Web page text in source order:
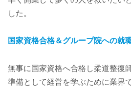
した。
国家資格合格＆グループ院への就
無事に国家資格へ合格し柔道整復
準備として経営を学ぶために業界